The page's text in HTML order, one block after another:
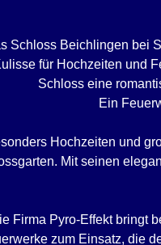
Schloss Beichlingen bei
für Hochzeiten und
Schloss eine
Ein
Hochzeiten und
Mit seinen
Firma Pyro-Effekt bringt
zum Einsatz, die